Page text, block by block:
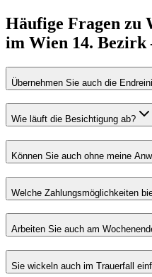
Häufige Fragen zu
im Wien 14. Bezirk
Übernehmen Sie auch die
Wie läuft die Besichtigung ab?
Können Sie auch ohne meine
Welche Zahlungsmöglichkeiten
Arbeiten Sie auch am
Sie wickeln auch im Trauerfall